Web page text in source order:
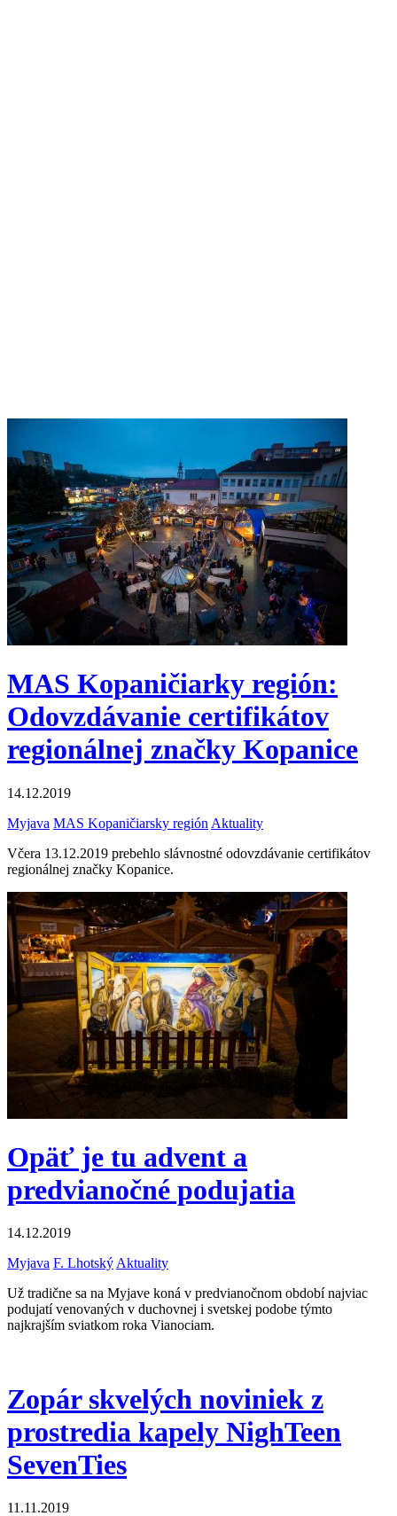
MAS Kopaničiarky región:
Odovzdávanie certifikátov
regionálnej značky Kopanice
14.12.2019
Myjava MAS Kopaničiarsky región Aktuality
Včera 13.12.2019 prebehlo slávnostné odovzdávanie certifikátov
regionálnej značky Kopanice.
Opäť je tu advent a
predvianočné podujatia
14.12.2019
Myjava F. Lhotský Aktuality
Už tradične sa na Myjave koná v predvianočnom období najviac
podujatí venovaných v duchovnej i svetskej podobe týmto
najkrajším sviatkom roka Vianociam.
Zopár skvelých noviniek z
prostredia kapely NighTeen
SevenTies
11.11.2019